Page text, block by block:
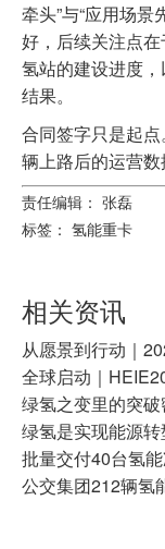
牵头”与“应用场
好，后续关注点
氢站的建设进度
结果。
合同签字只是起
辆上路后的运营数
责任编辑： 张磊
标签： 氢能重卡
相关资讯
绿氢之变里的突
绿氢是实现能源转
公交集团212辆氢